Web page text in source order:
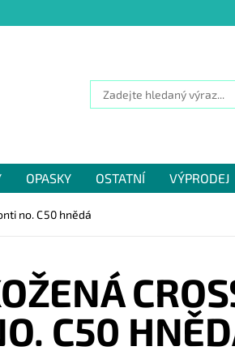
OPASKY OSTATNÍ VÝPRODEJ
no. C50 hnědá
C50